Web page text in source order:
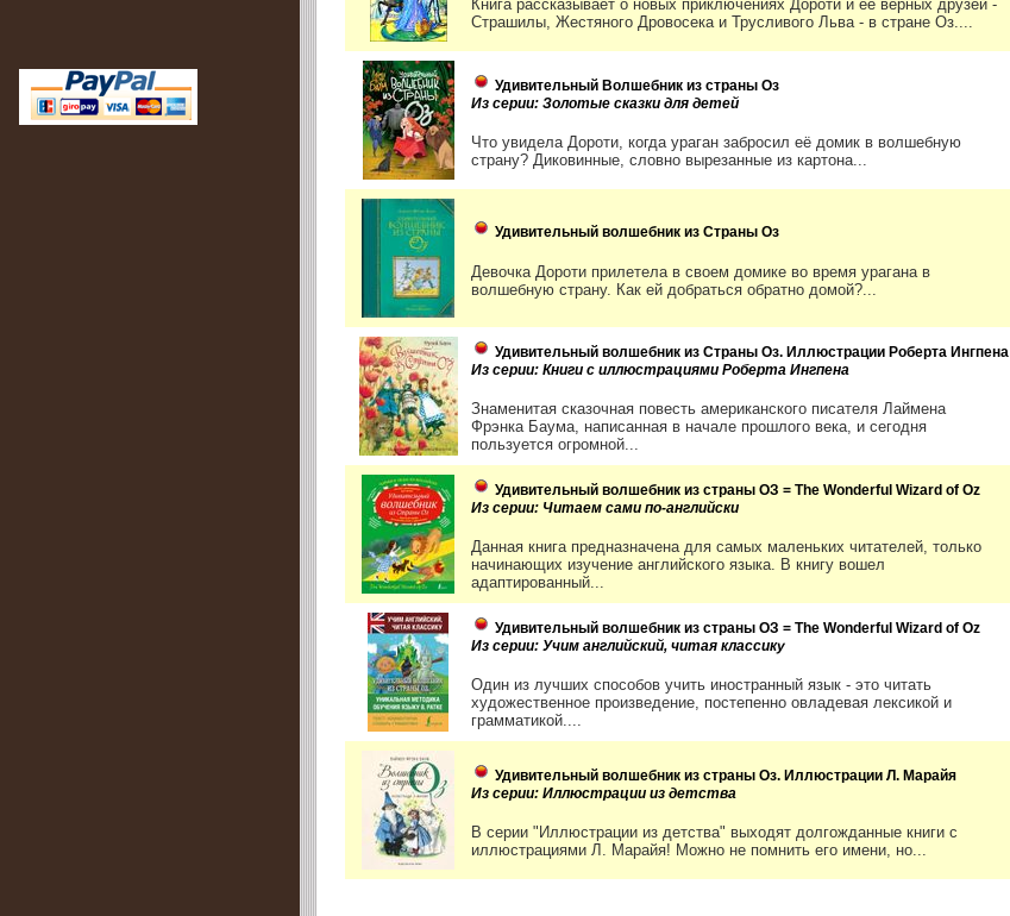
Книга рассказывает о новых приключениях Дороти и ее верных друзей -
Страшилы, Жестяного Дровосека и Трусливого Льва - в стране Оз....
Удивительный Волшебник из страны Оз
Из серии: Золотые сказки для детей
Что увидела Дороти, когда ураган забросил её домик в волшебную
страну? Диковинные, словно вырезанные из картона...
Удивительный волшебник из Страны Оз
Девочка Дороти прилетела в своем домике во время урагана в
волшебную страну. Как ей добраться обратно домой?...
Удивительный волшебник из Страны Оз. Иллюстрации Роберта Ингпена
Из серии: Книги с иллюстрациями Роберта Ингпена
Знаменитая сказочная повесть американского писателя Лаймена
Фрэнка Баума, написанная в начале прошлого века, и сегодня
пользуется огромной...
Удивительный волшебник из страны ОЗ = The Wonderful Wizard of Oz
Из серии: Читаем сами по-английски
Данная книга предназначена для самых маленьких читателей, только
начинающих изучение английского языка. В книгу вошел
адаптированный...
Удивительный волшебник из страны ОЗ = The Wonderful Wizard of Oz
Из серии: Учим английский, читая классику
Один из лучших способов учить иностранный язык - это читать
художественное произведение, постепенно овладевая лексикой и
грамматикой....
Удивительный волшебник из страны Оз. Иллюстрации Л. Марайя
Из серии: Иллюстрации из детства
В серии "Иллюстрации из детства" выходят долгожданные книги с
иллюстрациями Л. Марайя! Можно не помнить его имени, но...